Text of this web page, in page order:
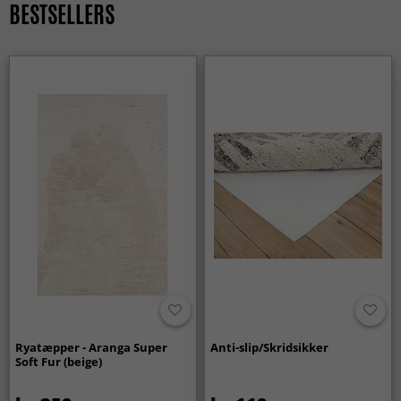
være deres bløde og komfortable overflade. De skaber et
trygt miljø og holder sig pæne – også i et aktivt hjem – med
varmere fornemmelse i rummet.
Er rya-tæpper et godt valg til langvarig brug?
Ja, rya-tæpper er designet til at bevare både komfort og
form over tid. Med enkel pleje føles tæppet fortsat blødt og
bidrager til et stilfuldt og indbydende hjem år efter år.
BESTSELLERS
Ryatæpper - Aranga Super
Soft Fur (beige)
Anti-slip/Skridsikker